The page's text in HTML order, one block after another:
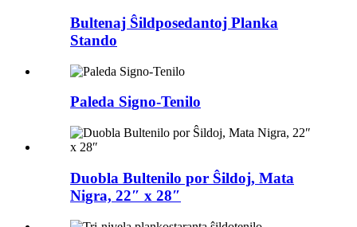
Bultenaj Ŝildposedantoj Planka
Stando
Paleda Signo-Tenilo
Duobla Bultenilo por Ŝildoj, Mata
Nigra, 22″ x 28″